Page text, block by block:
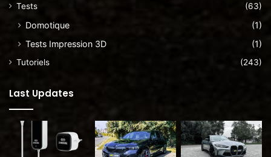
Tests
(63)
Domotique
(1)
Tests Impression 3D
(1)
Tutoriels (243)
Last Updates